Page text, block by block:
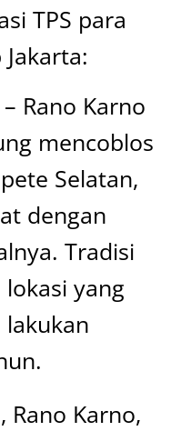
TPS para
Rano Karno
mencoblos
Selatan,
dengan
Tradisi
yang
Rano Karno,